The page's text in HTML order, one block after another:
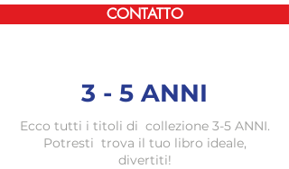
CONTATTO
3 - 5 ANNI
Ecco tutti i titoli di collezione 3-5 ANNI.
Potresti trova il tuo libro ideale,
divertiti!